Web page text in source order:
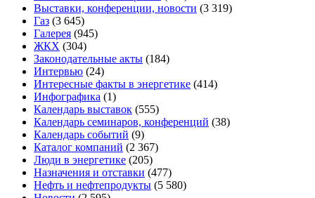
Выставки, конференции, новости (3 319)
Газ (3 645)
Галерея (945)
ЖКХ (304)
Законодательные акты (184)
Интервью (24)
Интересные факты в энергетике (414)
Инфографика (1)
Календарь выставок (555)
Календарь семинаров, конференций (38)
Календарь событий (9)
Каталог компаний (2 367)
Люди в энергетике (205)
Назначения и отставки (477)
Нефть и нефтепродукты (5 580)